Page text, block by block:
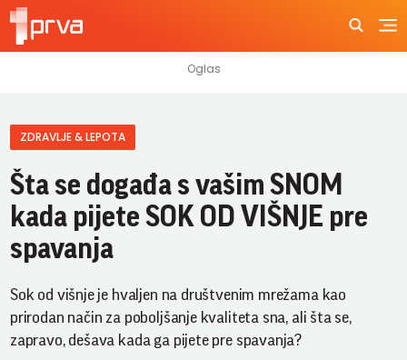
ZDRAVLJE & LEPOTA
Šta se događa s vašim SNOM
kada pijete SOK OD VIŠNJE pre
spavanja
Sok od višnje je hvaljen na društvenim mrežama kao
prirodan način za poboljšanje kvaliteta sna, ali šta se,
zapravo, dešava kada ga pijete pre spavanja?